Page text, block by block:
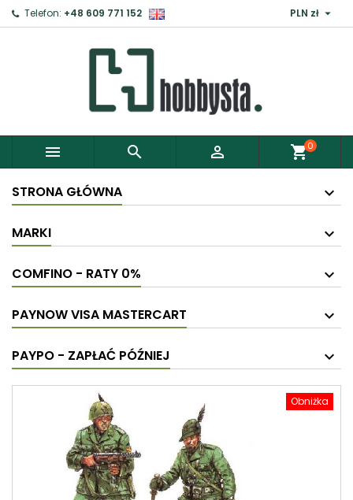
Telefon: +48 609 771 152 PLN zł 
   shopping_cart0
STRONA GŁÓWNA
MARKI
COMFINO - RATY 0%
PAYNOW VISA MASTERCART
PAYPO - ZAPŁAĆ PÓŹNIEJ
Obniżka